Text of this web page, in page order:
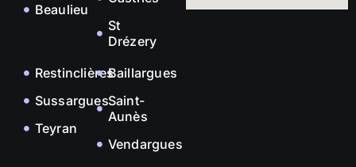
Beaulieu
St
Drézery
Restinclières
Sussargues
Teyran
Baillargues
Saint-
Aunès
Vendargues